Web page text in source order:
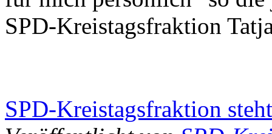
SPD-Kreistagsfraktion
SPD-Kreistagsfraktion